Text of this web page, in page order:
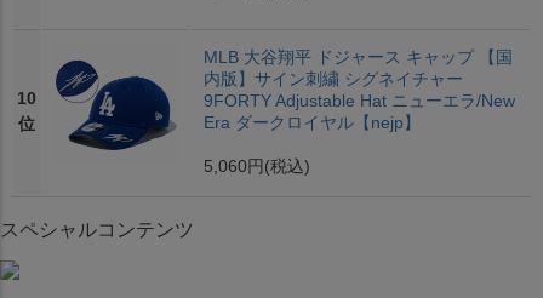
10
位
MLB 大谷翔平 ドジャース キャップ 【国
内版】サイン刺繍 シグネイチャー
9FORTY Adjustable Hat ニューエラ/New
Era ダークロイヤル【nejp】
5,060円 (税込)
スペシャルコンテンツ